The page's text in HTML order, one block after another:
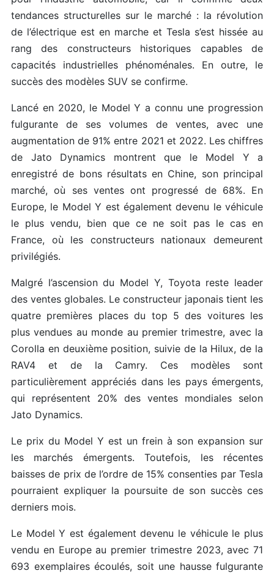
tendances structurelles sur le marché : la révolution
de l’électrique est en marche et Tesla s’est hissée au
rang des constructeurs historiques capables de
capacités industrielles phénoménales. En outre, le
succès des modèles SUV se confirme.
Lancé en 2020, le Model Y a connu une progression
fulgurante de ses volumes de ventes, avec une
augmentation de 91% entre 2021 et 2022. Les chiffres
de Jato Dynamics montrent que le Model Y a
enregistré de bons résultats en Chine, son principal
marché, où ses ventes ont progressé de 68%. En
Europe, le Model Y est également devenu le véhicule
le plus vendu, bien que ce ne soit pas le cas en
France, où les constructeurs nationaux demeurent
privilégiés.
Malgré l’ascension du Model Y, Toyota reste leader
des ventes globales. Le constructeur japonais tient les
quatre premières places du top 5 des voitures les
plus vendues au monde au premier trimestre, avec la
Corolla en deuxième position, suivie de la Hilux, de la
RAV4 et de la Camry. Ces modèles sont
particulièrement appréciés dans les pays émergents,
qui représentent 20% des ventes mondiales selon
Jato Dynamics.
Le prix du Model Y est un frein à son expansion sur
les marchés émergents. Toutefois, les récentes
baisses de prix de l’ordre de 15% consenties par Tesla
pourraient expliquer la poursuite de son succès ces
derniers mois.
Le Model Y est également devenu le véhicule le plus
vendu en Europe au premier trimestre 2023, avec 71
693 exemplaires écoulés, soit une hausse fulgurante